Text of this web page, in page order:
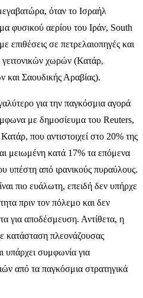
όταν το Ισραήλ
φυσικού αερίου του Ιράν, South
επιθέσεις σε πετρελαιοπηγές και
γειτονικών χωρών (Κατάρ,
Σαουδικής Αραβίας).
για την παγκόσμια αγορά
με δημοσίευμα του Reuters,
που αντιστοιχεί στο 20% της
μειωμένη κατά 17% τα επόμενα
υπέστη από ιρανικούς πυραύλους.
πιο ευάλωτη, επειδή δεν υπήρχε
πριν τον πόλεμο και δεν
για αποδέσμευση. Αντίθετα, η
κατάσταση πλεονάζουσας
υπάρχει συμφωνία για
από τα παγκόσμια στρατηγικά